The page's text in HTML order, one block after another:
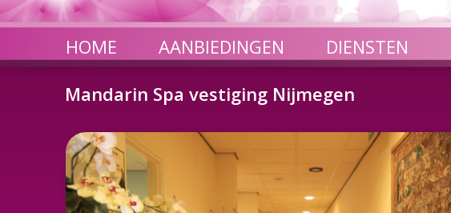
Mandarin Spa vestiging Nijmegen
HOME AANBIEDINGEN DIENSTEN